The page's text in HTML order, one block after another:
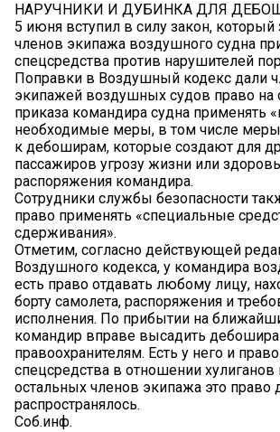
НАРУЧНИКИ И ДУБИНКА ДЛЯ
5 июня вступил в силу закон, который
членов экипажа воздушного судна
спецсредства против нарушителей
Поправки в Воздушный кодекс дали
экипажей воздушных судов право на
приказа командира судна применять
необходимые меры, в том числе
к дебоширам, которые создают для
пассажиров угрозу жизни или
распоряжения командира.
Сотрудники службы безопасности
право применять «специальные
сдерживания».
Отметим, согласно действующей
Воздушного кодекса, у командира
есть право отдавать любому лицу,
борту самолета, распоряжения и
исполнения. По прибытии на
командир вправе высадить дебошира
правоохранителям. Есть у него и
спецсредства в отношении хулиганов
остальных членов экипажа это право
распространялось.
Соб.инф.